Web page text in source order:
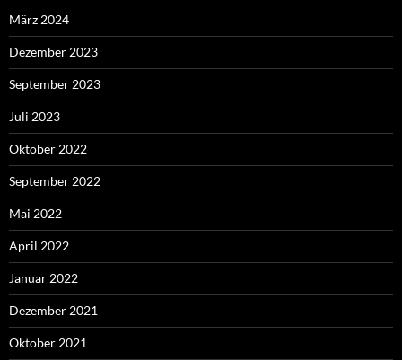
März 2024
Dezember 2023
September 2023
Juli 2023
Oktober 2022
September 2022
Mai 2022
April 2022
Januar 2022
Dezember 2021
Oktober 2021